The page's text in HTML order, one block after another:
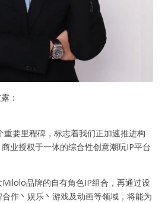
：
要里程碑，标志着我们正加速推进构
业授权于一体的综合性创意潮玩IP平台
品牌的自有角色IP组合，再通过设
作丶娱乐丶游戏及动画等领域，将能为